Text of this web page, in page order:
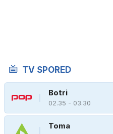
TV SPORED
Botri
02.35 - 03.30
Toma